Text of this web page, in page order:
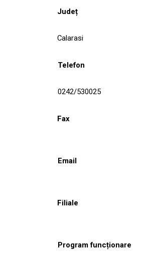
Județ
Calarasi
Telefon
0242/530025
Fax
Email
Filiale
Program funcționare